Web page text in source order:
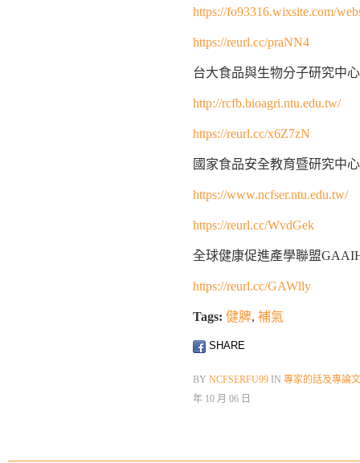
https://fo93316.wixsite.com/
https://reurl.cc/praNN4
台大食品與生物分子研究中心
http://rcfb.bioagri.ntu.edu.tw/
https://reurl.cc/x6Z7zN
國家食品安全教育暨研究中心
https://www.ncfser.ntu.edu.tw/
https://reurl.cc/WvdGek
全球健康促進產學聯盟
https://reurl.cc/GAWlly
Tags: 健脾, 補氣
SHARE
BY NCFSERFU99 IN 專家的話及專論
年 10 月 06 日